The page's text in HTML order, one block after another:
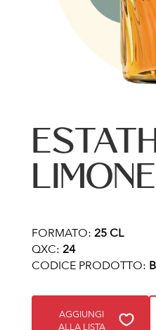
LIMONE
FORMATO: 25 CL
QXC: 24
CODICE PRODOTTO:
AGGIUNGI
ALLA LISTA